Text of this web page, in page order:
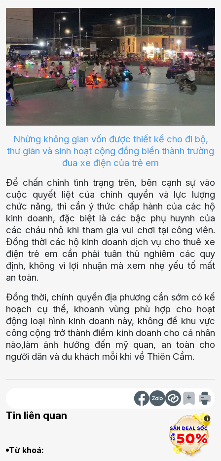
Những không gian vốn được thiết kế cho đi bộ,
thư giãn và sinh hoạt cộng đồng biến thành trường
đua xe điện của trẻ em
Để chấn chỉnh tình trạng trên, bên cạnh sự vào
cuộc quyết liệt của chính quyền và lực lượng
chức năng, thì cần ý thức chấp hành của các hộ
kinh doanh, đặc biệt là các bậc phụ huynh của
các cháu nhỏ khi tham gia vui chơi tại công viên.
Đồng thời các hộ kinh doanh dịch vụ cho thuê xe
điện trẻ em cần phải tuân thủ nghiêm các quy
định, không vì lợi nhuận mà xem nhẹ yếu tố mất
an toàn.
Đồng thời, chính quyền địa phương cần sớm có kế
hoạch cụ thể, khoanh vùng phù hợp cho hoạt
động loại hình kinh doanh này, không để khu vực
công cộng trở thành điểm kinh doanh cho cá nhân
nào,làm ảnh hưởng đến mỹ quan, an toàn cho
người dân và du khách mỗi khi về Thiên Cầm.
Tin liên quan
Từ khoá:
i